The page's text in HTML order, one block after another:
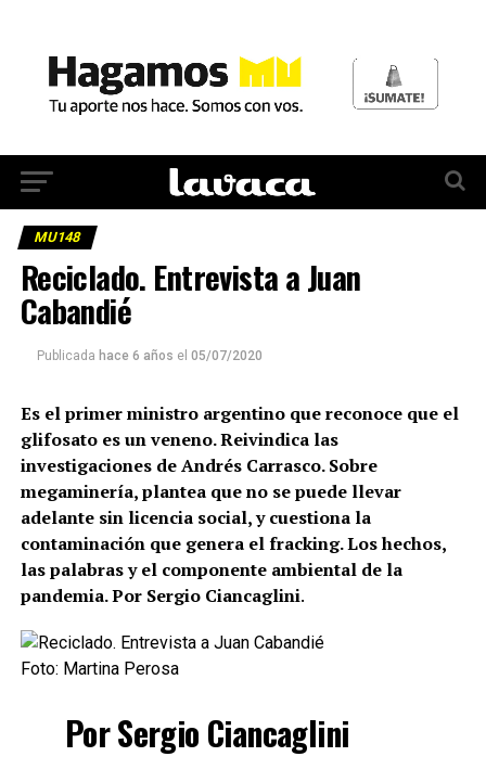
MU148
Reciclado. Entrevista a Juan
Cabandié
Publicada hace 6 años el 05/07/2020
Es el primer ministro argentino que reconoce que el
glifosato es un veneno. Reivindica las
investigaciones de Andrés Carrasco. Sobre
megaminería, plantea que no se puede llevar
adelante sin licencia social, y cuestiona la
contaminación que genera el fracking. Los hechos,
las palabras y el componente ambiental de la
pandemia. Por Sergio Ciancaglini.
Foto: Martina Perosa
Por Sergio Ciancaglini